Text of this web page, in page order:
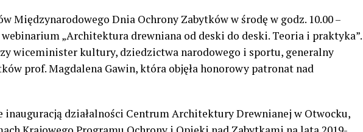
Międzynarodowego Dnia Ochrony Zabytków w środę w godz. 10.00 –
webinarium „Architektura drewniana od deski do deski. Teoria i praktyka”.
wiceminister kultury, dziedzictwa narodowego i sportu, generalny
prof. Magdalena Gawin, która objęła honorowy patronat nad
inauguracją działalności Centrum Architektury Drewnianej w Otwocku,